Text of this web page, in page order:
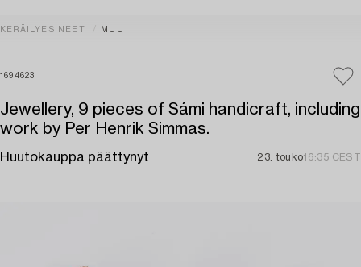
KERÄILYESINEET MUU
1694623
Jewellery, 9 pieces of Sámi handicraft, including
work by Per Henrik Simmas.
Huutokauppa päättynyt 23. touko16:35 CEST